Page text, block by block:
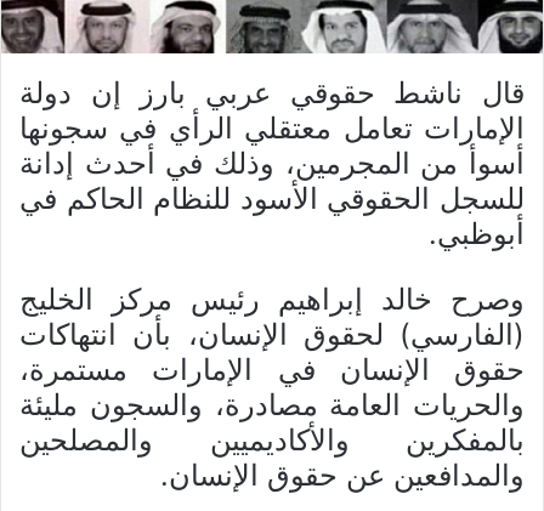
قال ناشط حقوقي عربي بارز إن دولة
الإمارات تعامل معتقلي الرأي في سجونها
أسوأ من المجرمين، وذلك في أحدث إدانة
للسجل الحقوقي الأسود للنظام الحاكم في
أبوظبي.
وصرح خالد إبراهيم رئيس مركز الخليج
(الفارسي) لحقوق الإنسان، بأن انتهاكات
حقوق الإنسان في الإمارات مستمرة،
والحريات العامة مصادرة، والسجون مليئة
بالمفكرين والأكاديميين والمصلحين
والمدافعين عن حقوق الإنسان.